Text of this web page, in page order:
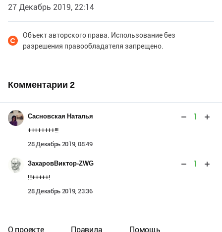
27 Декабрь 2019, 22:14
Объект авторского права. Использование без
разрешения правообладателя запрещено.
Комментарии 2
Сасновская Наталья 1
++++++++!!!
28 Декабрь 2019, 08:49
ЗахаровВиктор-ZWG 1
!!!+++++!
28 Декабрь 2019, 23:36
О проекте Правила Помощь